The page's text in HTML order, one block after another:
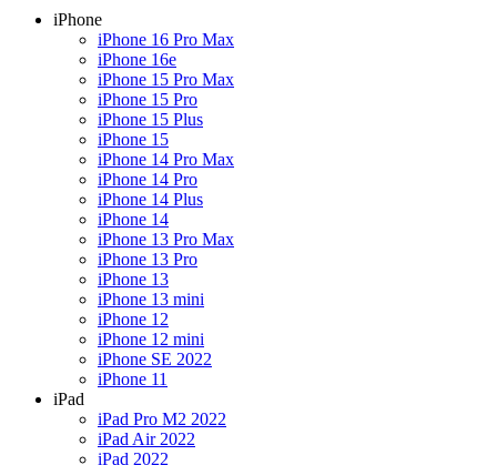
iPhone
iPhone 16 Pro Max
iPhone 16e
iPhone 15 Pro Max
iPhone 15 Pro
iPhone 15 Plus
iPhone 15
iPhone 14 Pro Max
iPhone 14 Pro
iPhone 14 Plus
iPhone 14
iPhone 13 Pro Max
iPhone 13 Pro
iPhone 13
iPhone 13 mini
iPhone 12
iPhone 12 mini
iPhone SE 2022
iPhone 11
iPad
iPad Pro M2 2022
iPad Air 2022
iPad 2022